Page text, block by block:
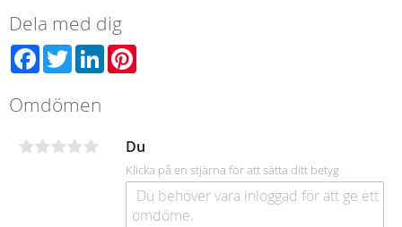
Dela med dig
Facebook
TwitterLinkedIn
Omdömen
Du
Klicka på en stjärna för att sätta ditt betyg